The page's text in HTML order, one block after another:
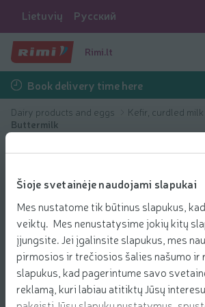
Šioje svetainėje naudojami slapukai
Mes nustatome tik būtinus slapukus,
veiktų. Mes nenustatysime jokių kitų
įjungsite. Jei įgalinsite slapukus, mes
pirmosios ir trečiosios šalies našumo ir
slapukus, kad pagerintume savo
reklamą, kuri labiau atitiktų Jūsų
Lietuvių Русский
Rimi.lt
Book delivery time here
Dairy products and eggs
Kefir, curdled
Buttermilk